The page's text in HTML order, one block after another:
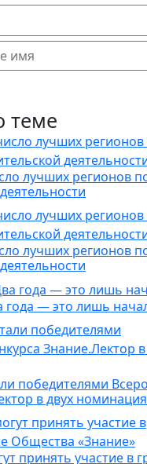
теме
лучших регионов
лучших регионов
года — это лишь
победителями
в двух
принять участие в